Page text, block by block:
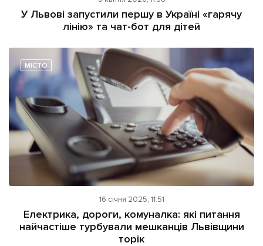
Картки
Репортаж
Розслідування
Погляди
Ініціативи
Лонгріди
Прес-релізи
Фото/Відео
Made in Lviv
Зв'язатися з нами
Реклама на сайті
Політика конфіденційності
У Львові запустили першу в Україні «гарячу
лінію» та чат-бот для дітей
МІСТО
16 січня 2025, 11:51
Електрика, дороги, комуналка: які питання
найчастіше турбували мешканців Львівщини
торік